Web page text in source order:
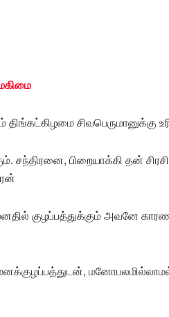
திங்கட்கிழமை
சந்திரனை, பிறையாக்கி தன்
குழப்பத்துக்கும் அவனே